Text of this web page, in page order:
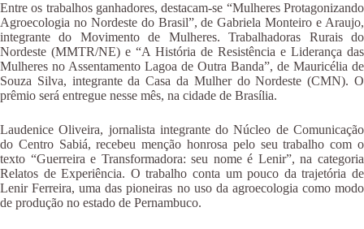
Entre os trabalhos ganhadores, destacam-se “Mulheres Protagonizando
Agroecologia no Nordeste do Brasil”, de Gabriela Monteiro e Araujo,
integrante do Movimento de Mulheres. Trabalhadoras Rurais do
Nordeste (MMTR/NE) e “A História de Resistência e Liderança das
Mulheres no Assentamento Lagoa de Outra Banda”, de Mauricélia de
Souza Silva, integrante da Casa da Mulher do Nordeste (CMN). O
prêmio será entregue nesse mês, na cidade de Brasília.
Laudenice Oliveira, jornalista integrante do Núcleo de Comunicação
do Centro Sabiá, recebeu menção honrosa pelo seu trabalho com o
texto “Guerreira e Transformadora: seu nome é Lenir”, na categoria
Relatos de Experiência. O trabalho conta um pouco da trajetória de
Lenir Ferreira, uma das pioneiras no uso da agroecologia como modo
de produção no estado de Pernambuco.